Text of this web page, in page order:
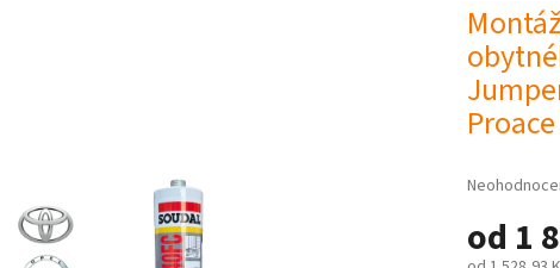
Průměrné
produktu
je
od 1